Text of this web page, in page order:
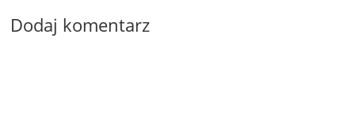
Dodaj komentarz